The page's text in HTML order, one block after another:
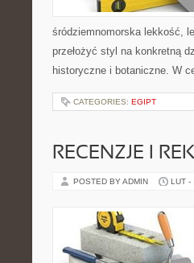
śródziemnomorska lekkość,
przełożyć styl na konkretną
historyczne i botaniczne. W
CATEGORIES: EGIPT
RECENZJE I
POSTED BY ADMIN LUT -